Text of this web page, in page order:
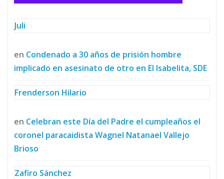
Juli
en Condenado a 30 años de prisión hombre
implicado en asesinato de otro en El Isabelita, SDE
Frenderson Hilario
en Celebran este Día del Padre el cumpleaños el
coronel paracaidista Wagnel Natanael Vallejo
Brioso
Zafiro Sánchez